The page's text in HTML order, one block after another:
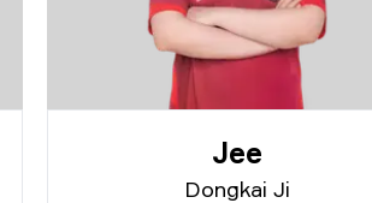
Jee
Dongkai Ji